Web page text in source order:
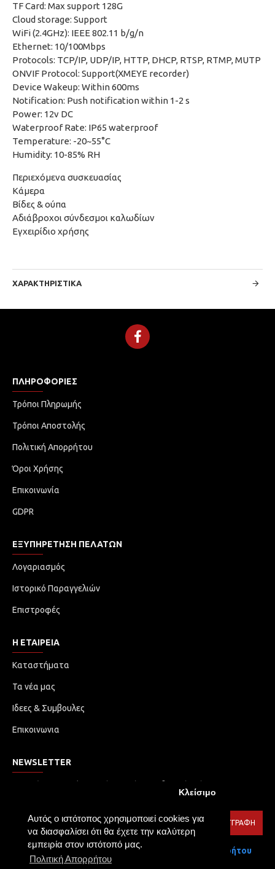
Αυτός ο ιστότοπος χρησιμοποιεί cookies για
να διασφαλίσει ότι θα έχετε την καλύτερη
εμπειρία στον ιστότοπό μας.
Πολιτική Απορρήτου
Κλείσιμο
TF Card: Max support 128G
Cloud storage: Support
WiFi (2.4GHz): IEEE 802.11 b/g/n
Ethernet: 10/100Mbps
Protocols: TCP/IP, UDP/IP, HTTP, DHCP, RTSP, RTMP, MUTP
ONVIF Protocol: Support(XMEYE recorder)
Device Wakeup: Within 600ms
Notification: Push notification within 1-2 s
Power: 12v DC
Waterproof Rate: IP65 waterproof
Temperature: -20~55°C
Humidity: 10-85% RH
Περιεχόμενα συσκευασίας
Κάμερα
Βίδες & ούπα
Αδιάβροχοι σύνδεσμοι καλωδίων
Εγχειρίδιο χρήσης
ΧΑΡΑΚΤΗΡΙΣΤΙΚΆ
ΠΛΗΡΟΦΟΡΊΕΣ
Τρόποι Πληρωμής
Τρόποι Αποστολής
Πολιτική Απορρήτου
Όροι Χρήσης
Επικοινωνία
GDPR
ΕΞΥΠΗΡΈΤΗΣΗ ΠΕΛΑΤΏΝ
Λογαριασμός
Ιστορικό Παραγγελιών
Επιστροφές
Η ΕΤΑΙΡΕΙΑ
Καταστήματα
Τα νέα μας
Ιδεες & Συμβουλες
Επικοινωνια
NEWSLETTER
ΕΓΓΡΑΦΉ
Έχω διαβάσει και αποδέχομαι τους Πολιτική Απορρήτου